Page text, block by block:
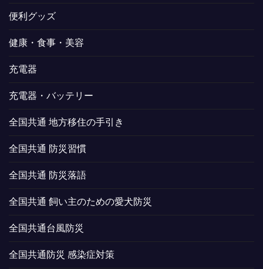
便利グッズ
健康・食事・美容
充電器
充電器・バッテリー
全国共通 地方移住の手引き
全国共通 防災習慣
全国共通 防災落語
全国共通 飼い主のための愛犬防災
全国共通台風防災
全国共通防災 感染症対策